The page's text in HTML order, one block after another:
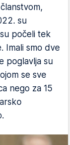
su
počeli tek
Imali smo dve
poglavlja su
se sve
nego za 15